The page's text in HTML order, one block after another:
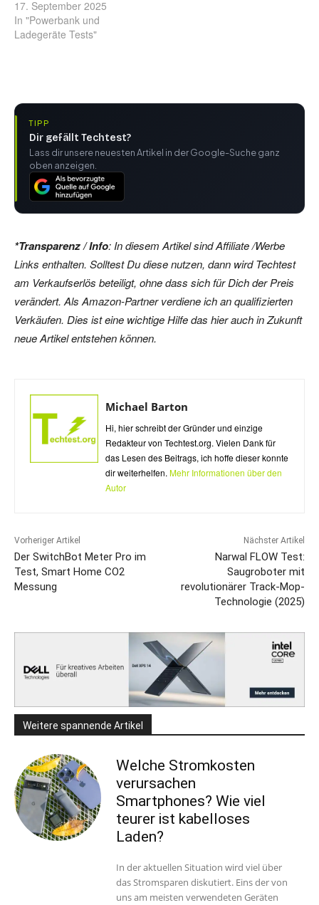
17. September 2025
In "Powerbank und
Ladegeräte Tests"
TIPP
Dir gefällt Techtest?
Lass dir unsere neuesten Artikel in der Google-Suche ganz
oben anzeigen.
*Transparenz / Info: In diesem Artikel sind Affiliate /Werbe
Links enthalten. Solltest Du diese nutzen, dann wird Techtest
am Verkaufserlös beteiligt, ohne dass sich für Dich der Preis
verändert. Als Amazon-Partner verdiene ich an qualifizierten
Verkäufen. Dies ist eine wichtige Hilfe das hier auch in Zukunft
neue Artikel entstehen können.
Michael Barton
Hi, hier schreibt der Gründer und einzige
Redakteur von Techtest.org. Vielen Dank für
das Lesen des Beitrags, ich hoffe dieser konnte
dir weiterhelfen. Mehr Informationen über den
Autor
Vorheriger Artikel
Der SwitchBot Meter Pro im
Test, Smart Home CO2
Messung
Nächster Artikel
Narwal FLOW Test:
Saugroboter mit
revolutionärer Track-Mop-
Technologie (2025)
Weitere spannende Artikel
Welche Stromkosten
verursachen
Smartphones? Wie viel
teurer ist kabelloses
Laden?
In der aktuellen Situation wird viel über
das Stromsparen diskutiert. Eins der von
uns am meisten verwendeten Geräten